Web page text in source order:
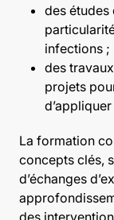
des études
infections ;
des
projets
La formation
concepts clés,
d’échanges
des